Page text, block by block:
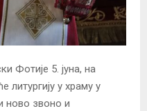
Фотије 5. јуна, на
литургију у храму у
ново звоно и